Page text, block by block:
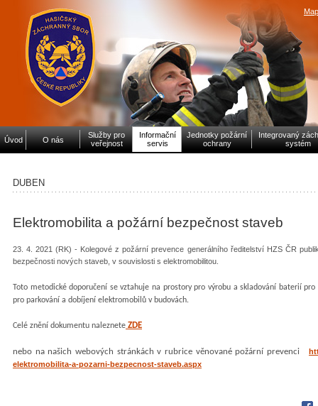
Úvod O nás
Služby pro
veřejnost
Informační
servis
Jednotky požární
ochrany
Integrovaný
systém
DUBEN
Elektromobilita a požární bezpečnost staveb
23. 4. 2021 (RK) - Kolegové z požární prevence generálního ředitelství HZS ČR
bezpečnosti nových staveb, v souvislosti s elektromobilitou.
Toto metodické doporučení se vztahuje na prostory pro výrobu a skladování baterií
pro parkování a dobíjení elektromobilů v budovách.
Celé znění dokumentu naleznete ZDE
nebo na našich webových stránkách v rubrice věnované požární prevenci
elektromobilita-a-pozarni-bezpecnost-staveb.aspx